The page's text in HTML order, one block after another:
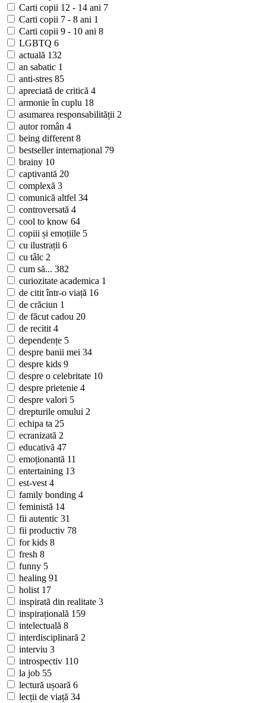
Carti copii 12 - 14 ani 7
Carti copii 7 - 8 ani 1
Carti copii 9 - 10 ani 8
LGBTQ 6
actuală 132
an sabatic 1
anti-stres 85
apreciată de critică 4
armonie în cuplu 18
asumarea responsabilității 2
autor român 4
being different 8
bestseller internațional 79
brainy 10
captivantă 20
complexă 3
comunică altfel 34
controversată 4
cool to know 64
copiii și emoțiile 5
cu ilustrații 6
cu tâlc 2
cum să... 382
curiozitate academica 1
de citit într-o viață 16
de crăciun 1
de făcut cadou 20
de recitit 4
dependențe 5
despre banii mei 34
despre kids 9
despre o celebritate 10
despre prietenie 4
despre valori 5
drepturile omului 2
echipa ta 25
ecranizată 2
educativă 47
emoționantă 11
entertaining 13
est-vest 4
family bonding 4
feministă 14
fii autentic 31
fii productiv 78
for kids 8
fresh 8
funny 5
healing 91
holist 17
inspirată din realitate 3
inspirațională 159
intelectuală 8
interdisciplinară 2
interviu 3
introspectiv 110
la job 55
lectură ușoară 6
lecții de viață 34